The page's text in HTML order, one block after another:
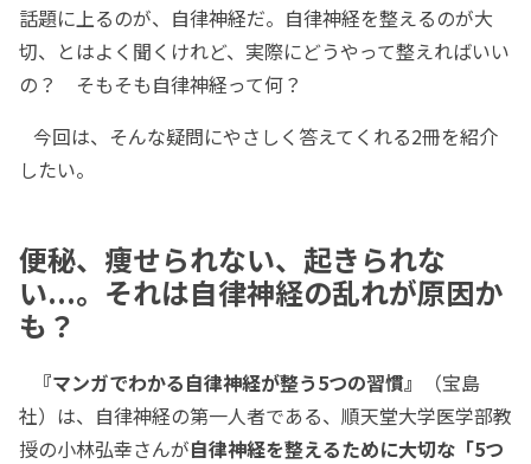
話題に上るのが、自律神経だ。自律神経を整えるのが大
切、とはよく聞くけれど、実際にどうやって整えればいい
の？ そもそも自律神経って何？
今回は、そんな疑問にやさしく答えてくれる2冊を紹介
したい。
便秘、痩せられない、起きられな
い...。それは自律神経の乱れが原因か
も？
『マンガでわかる自律神経が整う5つの習慣』
（宝島
社）は、自律神経の第一人者である、順天堂大学医学部教
授の小林弘幸さんが自律神経を整えるために大切な「5つ